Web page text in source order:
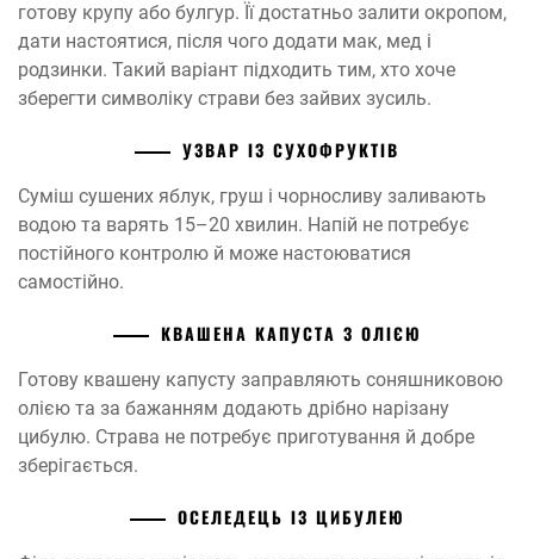
готову крупу або булгур. Її достатньо залити окропом,
дати настоятися, після чого додати мак, мед і
родзинки. Такий варіант підходить тим, хто хоче
зберегти символіку страви без зайвих зусиль.
УЗВАР ІЗ СУХОФРУКТІВ
Суміш сушених яблук, груш і чорносливу заливають
водою та варять 15–20 хвилин. Напій не потребує
постійного контролю й може настоюватися
самостійно.
КВАШЕНА КАПУСТА З ОЛІЄЮ
Готову квашену капусту заправляють соняшниковою
олією та за бажанням додають дрібно нарізану
цибулю. Страва не потребує приготування й добре
зберігається.
ОСЕЛЕДЕЦЬ ІЗ ЦИБУЛЕЮ